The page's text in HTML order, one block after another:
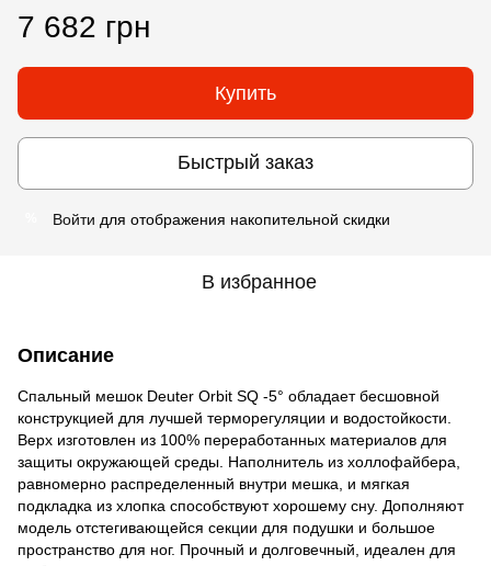
7 682 грн
Купить
Быстрый заказ
Войти для отображения накопительной скидки
В избранное
Описание
Спальный мешок Deuter Orbit SQ -5° обладает бесшовной
конструкцией для лучшей терморегуляции и водостойкости.
Верх изготовлен из 100% переработанных материалов для
защиты окружающей среды. Наполнитель из холлофайбера,
равномерно распределенный внутри мешка, и мягкая
подкладка из хлопка способствуют хорошему сну. Дополняют
модель отстегивающейся секции для подушки и большое
пространство для ног. Прочный и долговечный, идеален для